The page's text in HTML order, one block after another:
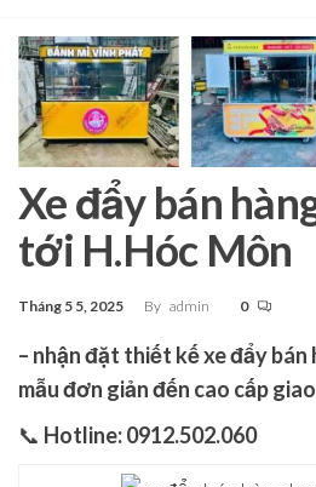
Xe đẩy bán
tới H.Hóc Môn
Tháng 5 5, 2025 By admin 0
– nhận đặt thiết kế xe đẩy
mẫu đơn giản đến cao cấp giao
📞 Hotline: 0912.502.060